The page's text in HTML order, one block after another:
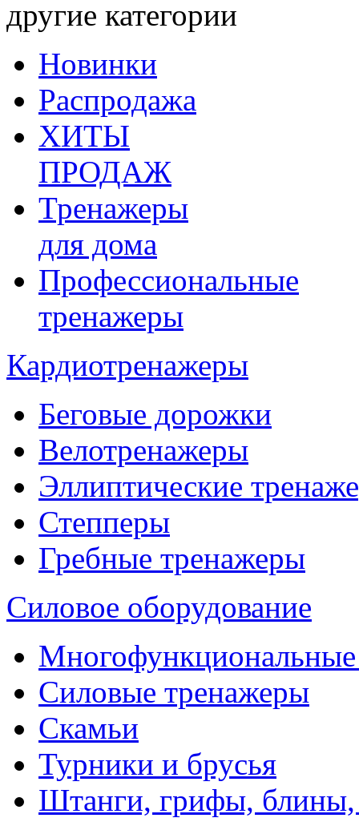
другие категории
Новинки
Распродажа
ХИТЫ
ПРОДАЖ
Тренажеры
для дома
Профессиональные
тренажеры
Кардиотренажеры
Беговые дорожки
Велотренажеры
Эллиптические
Степперы
Гребные тренажеры
Силовое оборудование
Силовые тренажеры
Скамьи
Турники и брусья
Штанги, грифы, блины,